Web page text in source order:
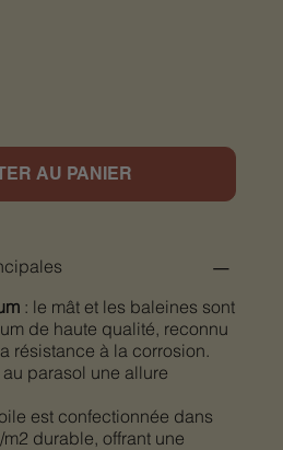
AU PANIER
: le mât et les baleines sont
de haute qualité, reconnu
résistance à la corrosion.
parasol une allure
est confectionnée dans
durable, offrant une